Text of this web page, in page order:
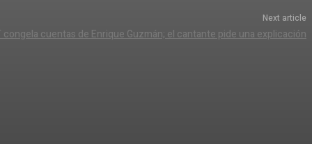
Next article
congela cuentas de Enrique Guzmán; el cantante pide una explicación